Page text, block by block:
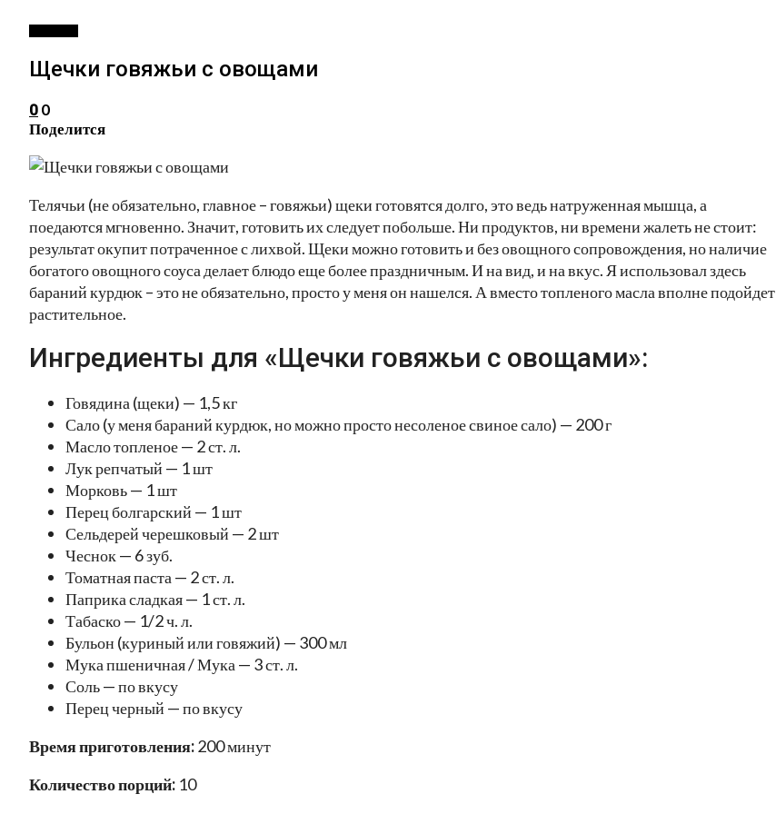
Щечки говяжьи с овощами
0 0
Поделится
Телячьи (не обязательно, главное – говяжьи) щеки готовятся долго, это ведь натруженная мышца, а
поедаются мгновенно. Значит, готовить их следует побольше. Ни продуктов, ни времени жалеть не стоит:
результат окупит потраченное с лихвой. Щеки можно готовить и без овощного сопровождения, но наличие
богатого овощного соуса делает блюдо еще более праздничным. И на вид, и на вкус. Я использовал здесь
бараний курдюк – это не обязательно, просто у меня он нашелся. А вместо топленого масла вполне подойдет
растительное.
Ингредиенты для «Щечки говяжьи с овощами»:
Говядина (щеки) — 1,5 кг
Сало (у меня бараний курдюк, но можно просто несоленое свиное сало) — 200 г
Масло топленое — 2 ст. л.
Лук репчатый — 1 шт
Морковь — 1 шт
Перец болгарский — 1 шт
Сельдерей черешковый — 2 шт
Чеснок — 6 зуб.
Томатная паста — 2 ст. л.
Паприка сладкая — 1 ст. л.
Табаско — 1/2 ч. л.
Бульон (куриный или говяжий) — 300 мл
Мука пшеничная / Мука — 3 ст. л.
Соль — по вкусу
Перец черный — по вкусу
Время приготовления:200 минут
Количество порций: 10